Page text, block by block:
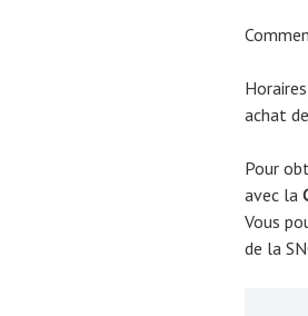
achat
Pour
avec la
Vous
de la